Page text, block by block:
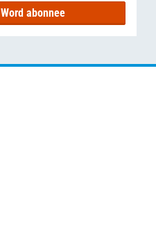
Word abonnee